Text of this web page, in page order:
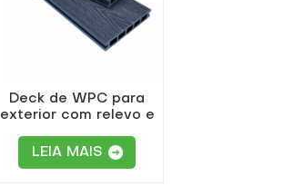
Deck de WPC para
exterior com relevo e
LEIA MAIS